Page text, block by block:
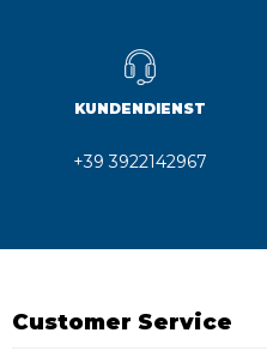
KUNDENDIENST
+39 3922142967
Customer Service